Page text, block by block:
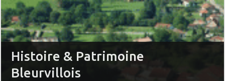
Histoire & Patrimoine
Bleurvillois